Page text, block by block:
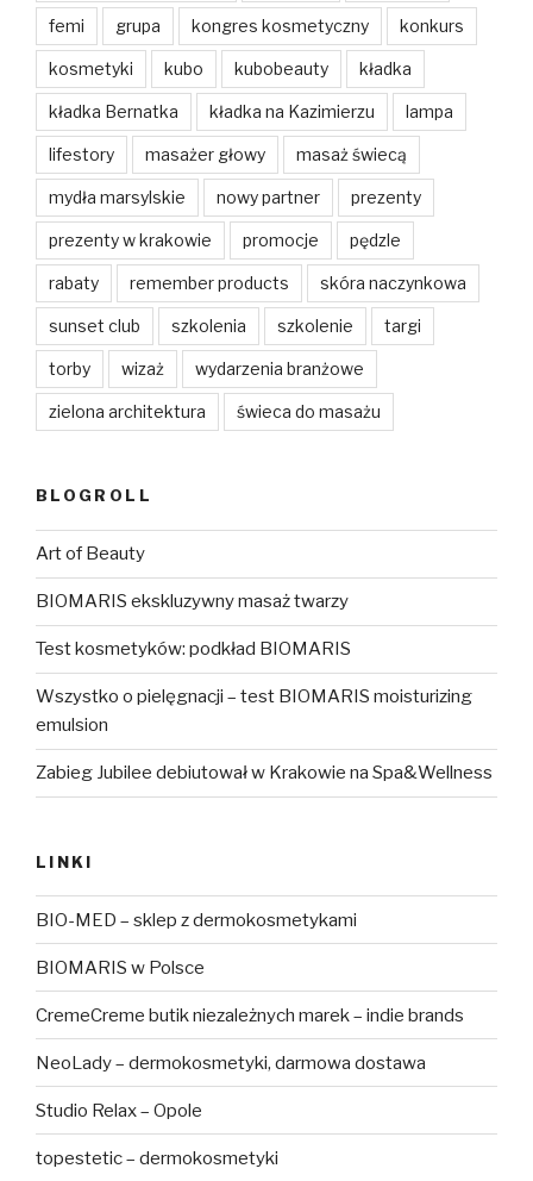
femi grupa kongres kosmetyczny konkurs
kosmetyki kubo kubobeauty kładka
kładka Bernatka kładka na Kazimierzu lampa
lifestory masażer głowy masaż świecą
mydła marsylskie nowy partner prezenty
prezenty w krakowie promocje pędzle
rabaty remember products skóra naczynkowa
sunset club szkolenia szkolenie targi
torby wizaż wydarzenia branżowe
zielona architektura świeca do masażu
BLOGROLL
Art of Beauty
BIOMARIS ekskluzywny masaż twarzy
Test kosmetyków: podkład BIOMARIS
Wszystko o pielęgnacji – test BIOMARIS moisturizing
emulsion
Zabieg Jubilee debiutował w Krakowie na Spa&Wellness
LINKI
BIO-MED – sklep z dermokosmetykami
BIOMARIS w Polsce
CremeCreme butik niezależnych marek – indie brands
NeoLady – dermokosmetyki, darmowa dostawa
Studio Relax – Opole
topestetic – dermokosmetyki